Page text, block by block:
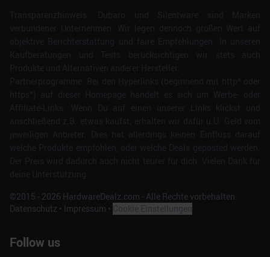
©2015 - 2026 HardwareDealz.com - Alle Rechte vorbehalten.
Datenschutz • Impressum •
Follow us